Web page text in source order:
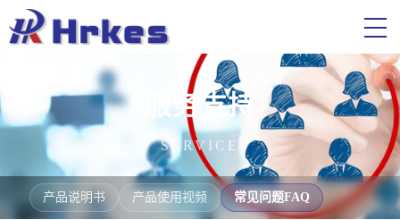
服务支持
SERVICE
产品说明书 产品使用视频 常见问题FAQ